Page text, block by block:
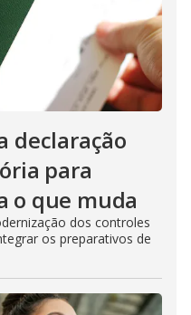
declaração
para
o que muda
dos controles
os preparativos de